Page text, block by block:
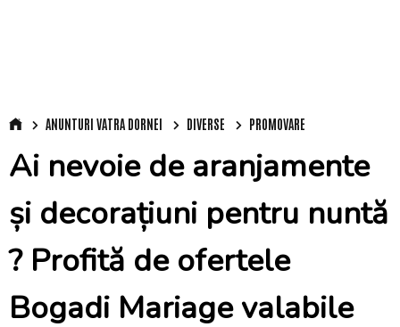
ANUNTURI VATRA DORNEI DIVERSE PROMOVARE
Ai nevoie de aranjamente
și decorațiuni pentru nuntă
? Profită de ofertele
Bogadi Mariage valabile